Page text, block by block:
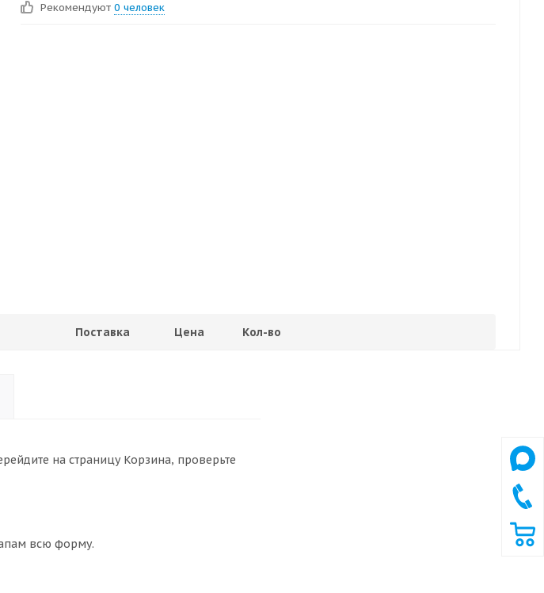
Рекомендуют 0 человек
Поставка Цена Кол-во
на страницу Корзина, проверьте
всю форму.